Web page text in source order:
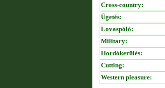
Cross-country:
Ügetés:
Lovaspóló:
Military:
Hordókerülés:
Cutting:
Western pleasure: